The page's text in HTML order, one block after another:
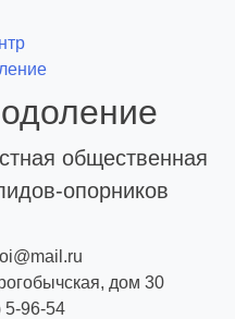
общественная
опорников
дом 30
5-96-54